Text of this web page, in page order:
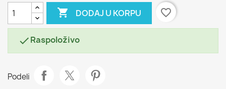
 DODAJ U KORPU favorite_border
Raspoloživo
Podeli